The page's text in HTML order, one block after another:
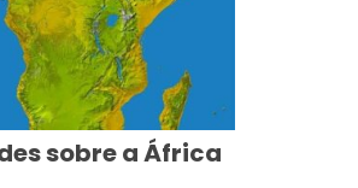
sobre a África